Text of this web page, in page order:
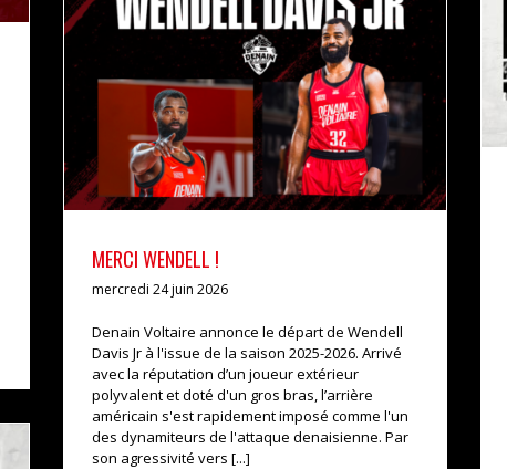
actualités pro b
MERCI WENDELL !
mercredi 24 juin 2026
Denain Voltaire annonce le départ de Wendell
Davis Jr à l'issue de la saison 2025-2026. Arrivé
avec la réputation d’un joueur extérieur
polyvalent et doté d'un gros bras, l’arrière
américain s'est rapidement imposé comme l'un
des dynamiteurs de l'attaque denaisienne. Par
son agressivité vers [...]